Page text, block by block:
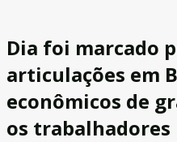
Dia foi marcado
articulações em
econômicos de
os trabalhadores